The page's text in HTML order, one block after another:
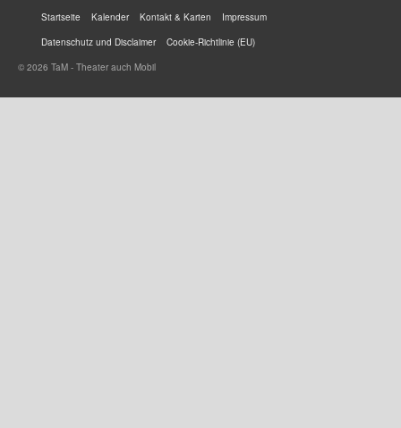
Startseite Kalender Kontakt & Karten
Impressum
Datenschutz und Disclaimer
Cookie-Richtlinie (EU)
© 2026 TaM - Theater auch Mobil